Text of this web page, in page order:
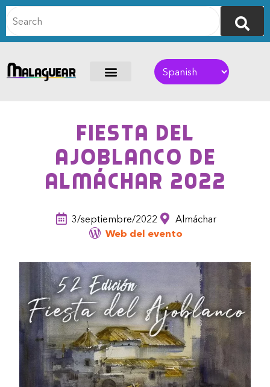
Fiesta del
Ajoblanco de
Almáchar 2022
3/septiembre/2022
Almáchar
Web del evento